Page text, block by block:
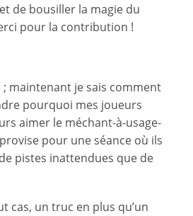
de bousiller la magie du
pour la contribution !
maintenant je sais comment
pourquoi mes joueurs
aimer le méchant-à-usage-
pour une séance où ils
pistes inattendues que de
cas, un truc en plus qu’un